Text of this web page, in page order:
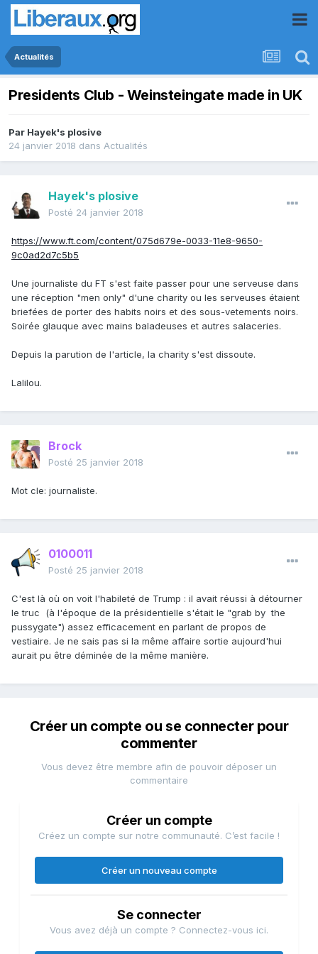
Actualités
Presidents Club - Weinsteingate made in UK
Par Hayek's plosive
24 janvier 2018 dans Actualités
Hayek's plosive
Posté 24 janvier 2018
https://www.ft.com/content/075d679e-0033-11e8-9650-
9c0ad2d7c5b5
Une journaliste du FT s'est faite passer pour une serveuse dans
une réception "men only" d'une charity ou les serveuses étaient
briefées de porter des habits noirs et des sous-vetements noirs.
Soirée glauque avec mains baladeuses et autres salaceries.
Depuis la parution de l'article, la charity s'est dissoute.
Lalilou.
Brock
Posté 25 janvier 2018
Mot cle: journaliste.
0100011
Posté 25 janvier 2018
C'est là où on voit l'habileté de Trump : il avait réussi à détourner
le truc (à l'époque de la présidentielle s'était le "grab by the
pussygate") assez efficacement en parlant de propos de
vestiaire. Je ne sais pas si la même affaire sortie aujourd'hui
aurait pu être déminée de la même manière.
Créer un compte ou se connecter pour
commenter
Vous devez être membre afin de pouvoir déposer un
commentaire
Créer un compte
Créez un compte sur notre communauté. C’est facile !
Créer un nouveau compte
Se connecter
Vous avez déjà un compte ? Connectez-vous ici.